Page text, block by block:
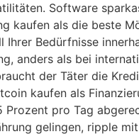
Software
kaufen als die beste
Ihrer Bedürfnisse
anders als bei
der Täter die
kaufen als
Prozent pro Tag
gelingen, ripple